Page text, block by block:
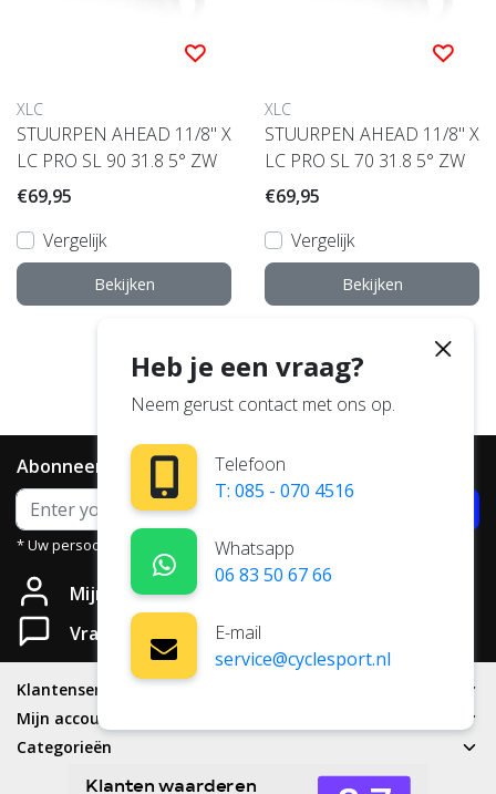
XLC
STUURPEN AHEAD 11/8" X
LC PRO SL 90 31.8 5° ZW
€69,95
Vergelijk
Bekijken
XLC
STUURPEN AHEAD 11/8" X
LC PRO SL 70 31.8 5° ZW
€69,95
Vergelijk
Bekijken
Abonneer je op onze nieuwsbrief
* Uw persoonsgegevens worden niet aan derden verstrekt.
Mijn account
Vragen?
Klantenservice
Mijn account
Categorieën
Heb je een vraag?
Neem gerust contact met ons op.
Telefoon
T: 085 - 070 4516
Whatsapp
06 83 50 67 66
E-mail
service@cyclesport.nl